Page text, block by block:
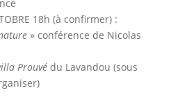
18h (à confirmer) :
» conférence de Nicolas
Prouvé du Lavandou (sous